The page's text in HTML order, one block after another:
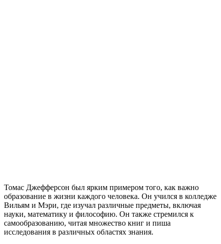
Томас Джефферсон был ярким примером того, как важно
образование в жизни каждого человека. Он учился в колледже
Вильям и Мэри, где изучал различные предметы, включая
науки, математику и философию. Он также стремился к
самообразованию, читая множество книг и пиша
исследования в различных областях знания.